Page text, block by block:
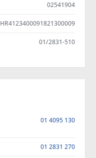
02541904
HR4123400091821300009
01/2831-510
01 4095 130
01 2831 270